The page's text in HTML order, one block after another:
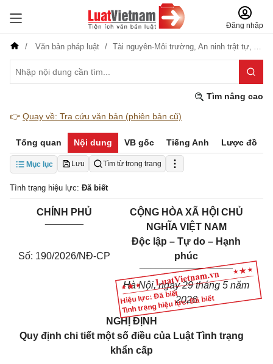
Đăng nhập
Văn bản pháp luật Tài nguyên-Môi trường, An ninh trật tự, An
Tìm nâng cao
👉 Quay về: Tra cứu văn bản (phiên bản cũ)
Tổng quan Nội dung VB gốc Tiếng Anh Lược đồ
Mục lục Lưu Tìm từ trong trang
Tình trạng hiệu lực: Đã biết
Hiệu lực: Đã biết
Tình trạng hiệu lực: Đã biết
CHÍNH PHỦ
Số: 190/2026/NĐ-CP
CỘNG HÒA XÃ HỘI CHỦ
NGHĨA VIỆT NAM
Độc lập – Tự do – Hạnh
phúc
_________________
Hà Nội, ngày 29 tháng 5 năm
2026
NGHỊ ĐỊNH
Quy định chi tiết một số điều của Luật Tình trạng
khẩn cấp